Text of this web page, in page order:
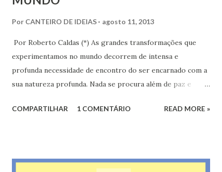
Por CANTEIRO DE IDEIAS agosto 11, 2013
Por Roberto Caldas (*) As grandes transformações que
experimentamos no mundo decorrem de intensa e
profunda necessidade de encontro do ser encarnado com a
sua natureza profunda. Nada se procura além de paz e
nos quatro cantos do planeta jamais obteremos
imperfeição, ampliada pelo mergulho no corpo físico que
COMPARTILHAR 1 COMENTÁRIO READ MORE »